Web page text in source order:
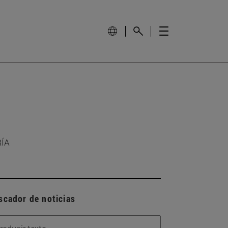
de noticias